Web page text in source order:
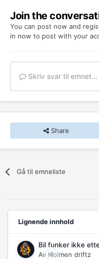
Join the
You can post now and
in now to post with your
Skriv svar til emnet...
Share
Gå til emneliste
Lignende innhold
0
Bil funker ikke
Av Holmen driftz